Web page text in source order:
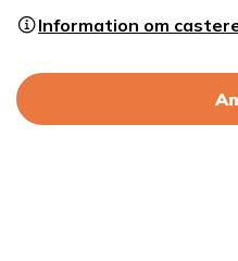
Information om